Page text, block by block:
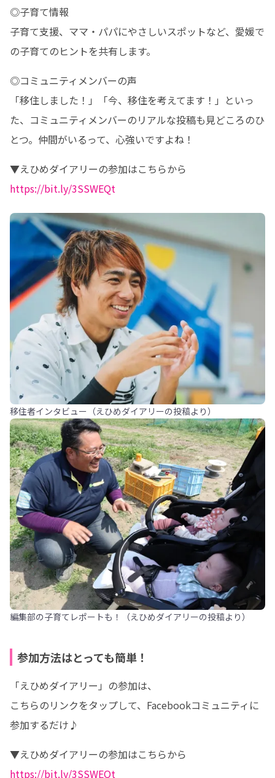
◎子育て情報
子育て支援、ママ・パパにやさしいスポットなど、愛媛で
の子育てのヒントを共有します。
◎コミュニティメンバーの声
「移住しました！」「今、移住を考えてます！」といっ
た、コミュニティメンバーのリアルな投稿も見どころのひ
とつ。仲間がいるって、心強いですよね！
https://bit.ly/3SSWEQt
移住者インタビュー（えひめダイアリーの投稿より）
編集部の子育てレポートも！（えひめダイアリーの投稿より）
参加方法はとっても簡単！
「えひめダイアリー」の参加は、
こちらのリンクをタップして、Facebookコミュニティに
参加するだけ♪
https://bit.ly/3SSWEQt